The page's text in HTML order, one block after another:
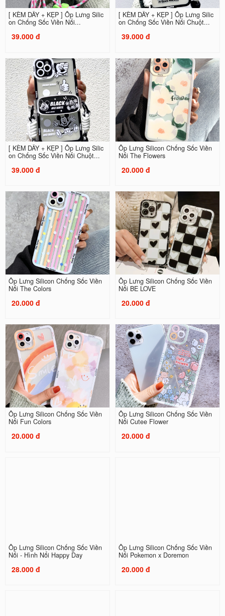
[ KÈM DÂY + KẸP ] Ốp Lưng Silic
on Chống Sốc Viền Nổi...
39.000 đ
[ KÈM DÂY + KẸP ] Ốp Lưng Silic
on Chống Sốc Viền Nổi Chuột...
39.000 đ
[ KÈM DÂY + KẸP ] Ốp Lưng Silic
on Chống Sốc Viền Nổi Chuột...
39.000 đ
Ốp Lưng Silicon Chống Sốc Viền
Nổi The Flowers
20.000 đ
Ốp Lưng Silicon Chống Sốc Viền
Nổi The Colors
20.000 đ
Ốp Lưng Silicon Chống Sốc Viền
Nổi BE LOVE
20.000 đ
Ốp Lưng Silicon Chống Sốc Viền
Nổi Fun Colors
20.000 đ
Ốp Lưng Silicon Chống Sốc Viền
Nổi Cutee Flower
20.000 đ
Ốp Lưng Silicon Chống Sốc Viền
Nổi - Hình Nổi Happy Day
28.000 đ
Ốp Lưng Silicon Chống Sốc Viền
Nổi Pokemon x Doremon
20.000 đ